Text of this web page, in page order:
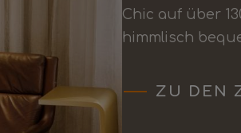
Chic auf über
himmlisch
ZU DEN